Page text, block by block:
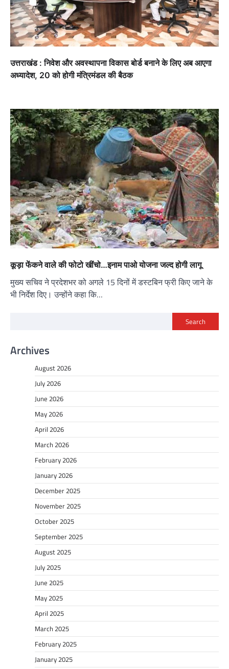
उत्तराखंड : निवेश और अवस्थापना विकास बोर्ड बनाने के लिए अब आएगा
अध्यादेश, 20 को होगी मंत्रिमंडल की बैठक
कूड़ा फेंकने वाले की फोटो खींचो…इनाम पाओ योजना जल्द होगी लागू
मुख्य सचिव ने प्रदेशभर को अगले 15 दिनों में डस्टबिन फ्री किए जाने के
भी निर्देश दिए। उन्होंने कहा कि…
Search
Archives
August 2026
July 2026
June 2026
May 2026
April 2026
March 2026
February 2026
January 2026
December 2025
November 2025
October 2025
September 2025
August 2025
July 2025
June 2025
May 2025
April 2025
March 2025
February 2025
January 2025